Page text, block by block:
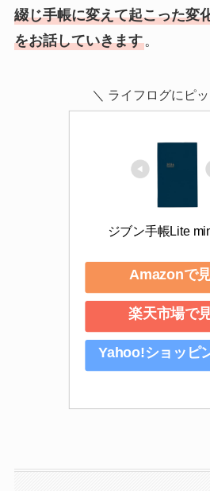
綴じ手帳に変えて起こった変
をお話していきます。
＼ ライフログにピ
ジブン手帳Lite
Amazonで
楽天市場で
Yahoo!ショッピ